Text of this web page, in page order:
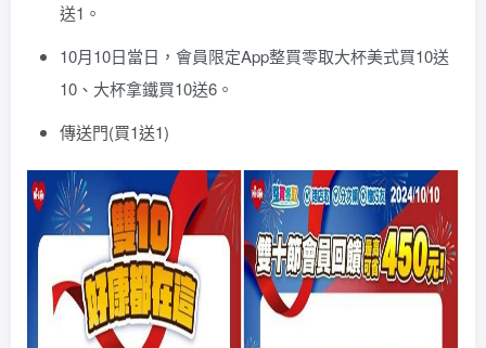
送1。
10月10日當日，會員限定App整買零取大杯美式買10送
10、大杯拿鐵買10送6。
傳送門(買1送1)